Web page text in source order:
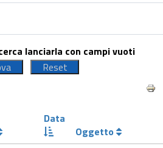
lanciarla con campi vuoti
Data
Oggetto